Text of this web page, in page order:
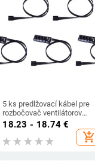
5 ks predlžovací kábel pre
rozbočovač ventilátorov
počítačovej skrine,
rozbočovač ventilátorov, 4-
pinový rozbočovač teploty,
18.23 - 18.74 €
add_shopping_cart